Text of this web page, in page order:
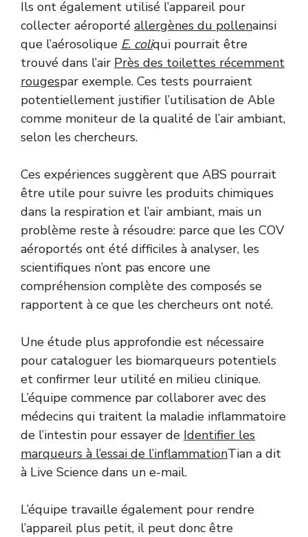
Ils ont également utilisé l’appareil pour
collecter aéroporté allergènes du pollenainsi
que l’aérosolique E. coliqui pourrait être
trouvé dans l’air Près des toilettes récemment
rougespar exemple. Ces tests pourraient
potentiellement justifier l’utilisation de Able
comme moniteur de la qualité de l’air ambiant,
selon les chercheurs.
Ces expériences suggèrent que ABS pourrait
être utile pour suivre les produits chimiques
dans la respiration et l’air ambiant, mais un
problème reste à résoudre: parce que les COV
aéroportés ont été difficiles à analyser, les
scientifiques n’ont pas encore une
compréhension complète des composés se
rapportent à ce que les chercheurs ont noté.
Une étude plus approfondie est nécessaire
pour cataloguer les biomarqueurs potentiels
et confirmer leur utilité en milieu clinique.
L’équipe commence par collaborer avec des
médecins qui traitent la maladie inflammatoire
de l’intestin pour essayer de Identifier les
marqueurs à l’essai de l’inflammationTian a dit
à Live Science dans un e-mail.
L’équipe travaille également pour rendre
l’appareil plus petit, il peut donc être